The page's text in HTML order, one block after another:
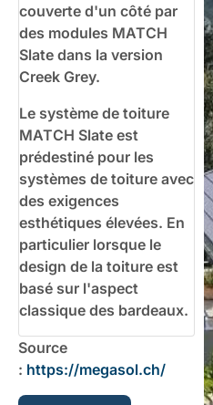
couverte d'un côté par
des modules MATCH
Slate dans la version
Creek Grey.
Le système de toiture
MATCH Slate est
prédestiné pour les
systèmes de toiture avec
des exigences
esthétiques élevées. En
particulier lorsque le
design de la toiture est
basé sur l'aspect
classique des bardeaux.
Source
: https://megasol.ch/